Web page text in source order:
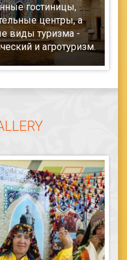
гостиницы,
центры, а
виды туризма -
и агротуризм.